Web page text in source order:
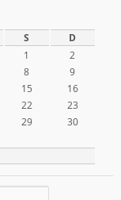
S D
1
2
8
9
15
16
22
23
29
30